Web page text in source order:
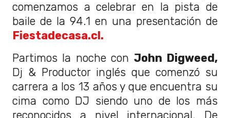
comenzamos a celebrar en la pista de
baile de la 94.1 en una presentación de
Fiestadecasa.cl.
Partimos la noche con John Digweed,
Dj & Productor inglés que comenzó su
carrera a los 13 años y que encuentra su
cima como DJ siendo uno de los más
reconocidos a nivel internacional. De